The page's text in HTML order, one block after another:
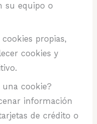
su equipo o
propias,
cookies y
cookie?
información
de crédito o